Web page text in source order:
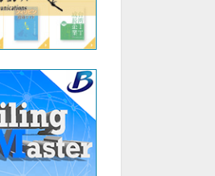
45:31
ウィリアムリードの書道教室|「5.千字文の楷・行・草」|山梨学院大学 国際リベラルアーツ学部（iCLA）教授 ウィリアム・リード